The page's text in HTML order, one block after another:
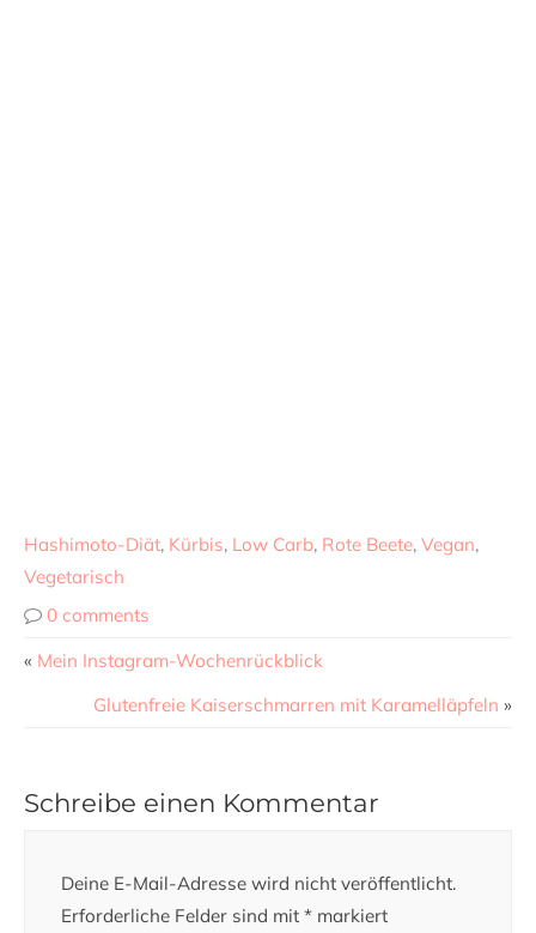
Hashimoto-Diät, Kürbis, Low Carb, Rote Beete, Vegan,
Vegetarisch
0 comments
« Mein Instagram-Wochenrückblick
Glutenfreie Kaiserschmarren mit Karamelläpfeln »
Schreibe einen Kommentar
Deine E-Mail-Adresse wird nicht veröffentlicht.
Erforderliche Felder sind mit * markiert